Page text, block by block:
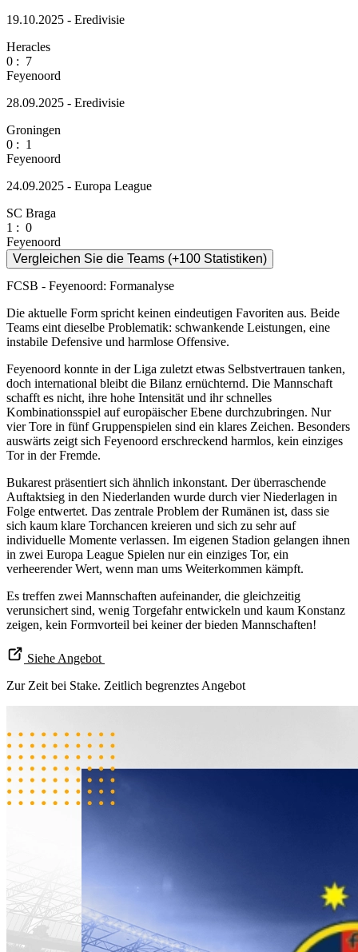
19.10.2025 - Eredivisie
Heracles
0 : 7
Feyenoord
28.09.2025 - Eredivisie
Groningen
0 : 1
Feyenoord
24.09.2025 - Europa League
SC Braga
1 : 0
Feyenoord
Vergleichen Sie die Teams (+100 Statistiken)
FCSB - Feyenoord: Formanalyse
Die aktuelle Form spricht keinen eindeutigen Favoriten aus. Beide
Teams eint dieselbe Problematik: schwankende Leistungen, eine
instabile Defensive und harmlose Offensive.
Feyenoord konnte in der Liga zuletzt etwas Selbstvertrauen tanken,
doch international bleibt die Bilanz ernüchternd. Die Mannschaft
schafft es nicht, ihre hohe Intensität und ihr schnelles
Kombinationsspiel auf europäischer Ebene durchzubringen. Nur
vier Tore in fünf Gruppenspielen sind ein klares Zeichen. Besonders
auswärts zeigt sich Feyenoord erschreckend harmlos, kein einziges
Tor in der Fremde.
Bukarest präsentiert sich ähnlich inkonstant. Der überraschende
Auftaktsieg in den Niederlanden wurde durch vier Niederlagen in
Folge entwertet. Das zentrale Problem der Rumänen ist, dass sie
sich kaum klare Torchancen kreieren und sich zu sehr auf
individuelle Momente verlassen. Im eigenen Stadion gelangen ihnen
in zwei Europa League Spielen nur ein einziges Tor, ein
verheerender Wert, wenn man ums Weiterkommen kämpft.
Es treffen zwei Mannschaften aufeinander, die gleichzeitig
verunsichert sind, wenig Torgefahr entwickeln und kaum Konstanz
zeigen, kein Formvorteil bei keiner der bieden Mannschaften!
Siehe Angebot
Zur Zeit bei Stake. Zeitlich begrenztes Angebot